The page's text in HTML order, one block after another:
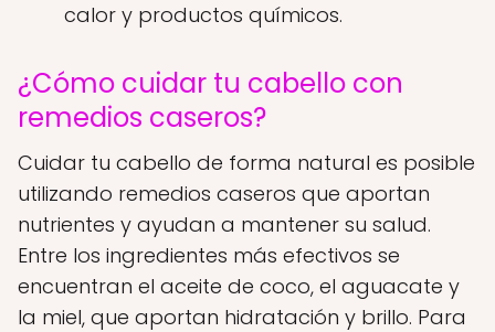
calor y productos químicos.
¿Cómo cuidar tu cabello con
remedios caseros?
Cuidar tu cabello de forma natural es posible
utilizando remedios caseros que aportan
nutrientes y ayudan a mantener su salud.
Entre los ingredientes más efectivos se
encuentran el aceite de coco, el aguacate y
la miel, que aportan hidratación y brillo. Para